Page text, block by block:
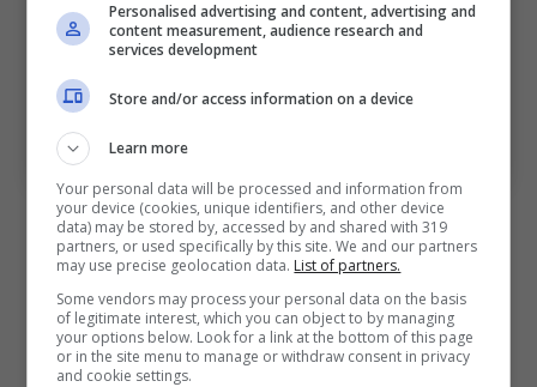
Di Vaio al Franchi per il mercato? Bologna Sport News
(Foto di Alessandro Sabattini/Getty Images Via
OneFootball)
LaFiorentinainfatti in questi giorni ha
cercato sia Benjamin Dominguez, esterno
sinistro argentino classe 2003 argentino, sia
Giovanni Fabbian, centrocampista e
all’occorrenza trequartista, su cui però è forte
Personalised advertising and content, advertising and
content measurement, audience research and
services development
Store and/or access information on a device
Learn more
Your personal data will be processed and information from
your device (cookies, unique identifiers, and other device
data) may be stored by, accessed by and shared with 319
partners, or used specifically by this site. We and our partners
may use precise geolocation data. List of partners.
Some vendors may process your personal data on the basis
of legitimate interest, which you can object to by managing
your options below. Look for a link at the bottom of this page
or in the site menu to manage or withdraw consent in privacy
and cookie settings.